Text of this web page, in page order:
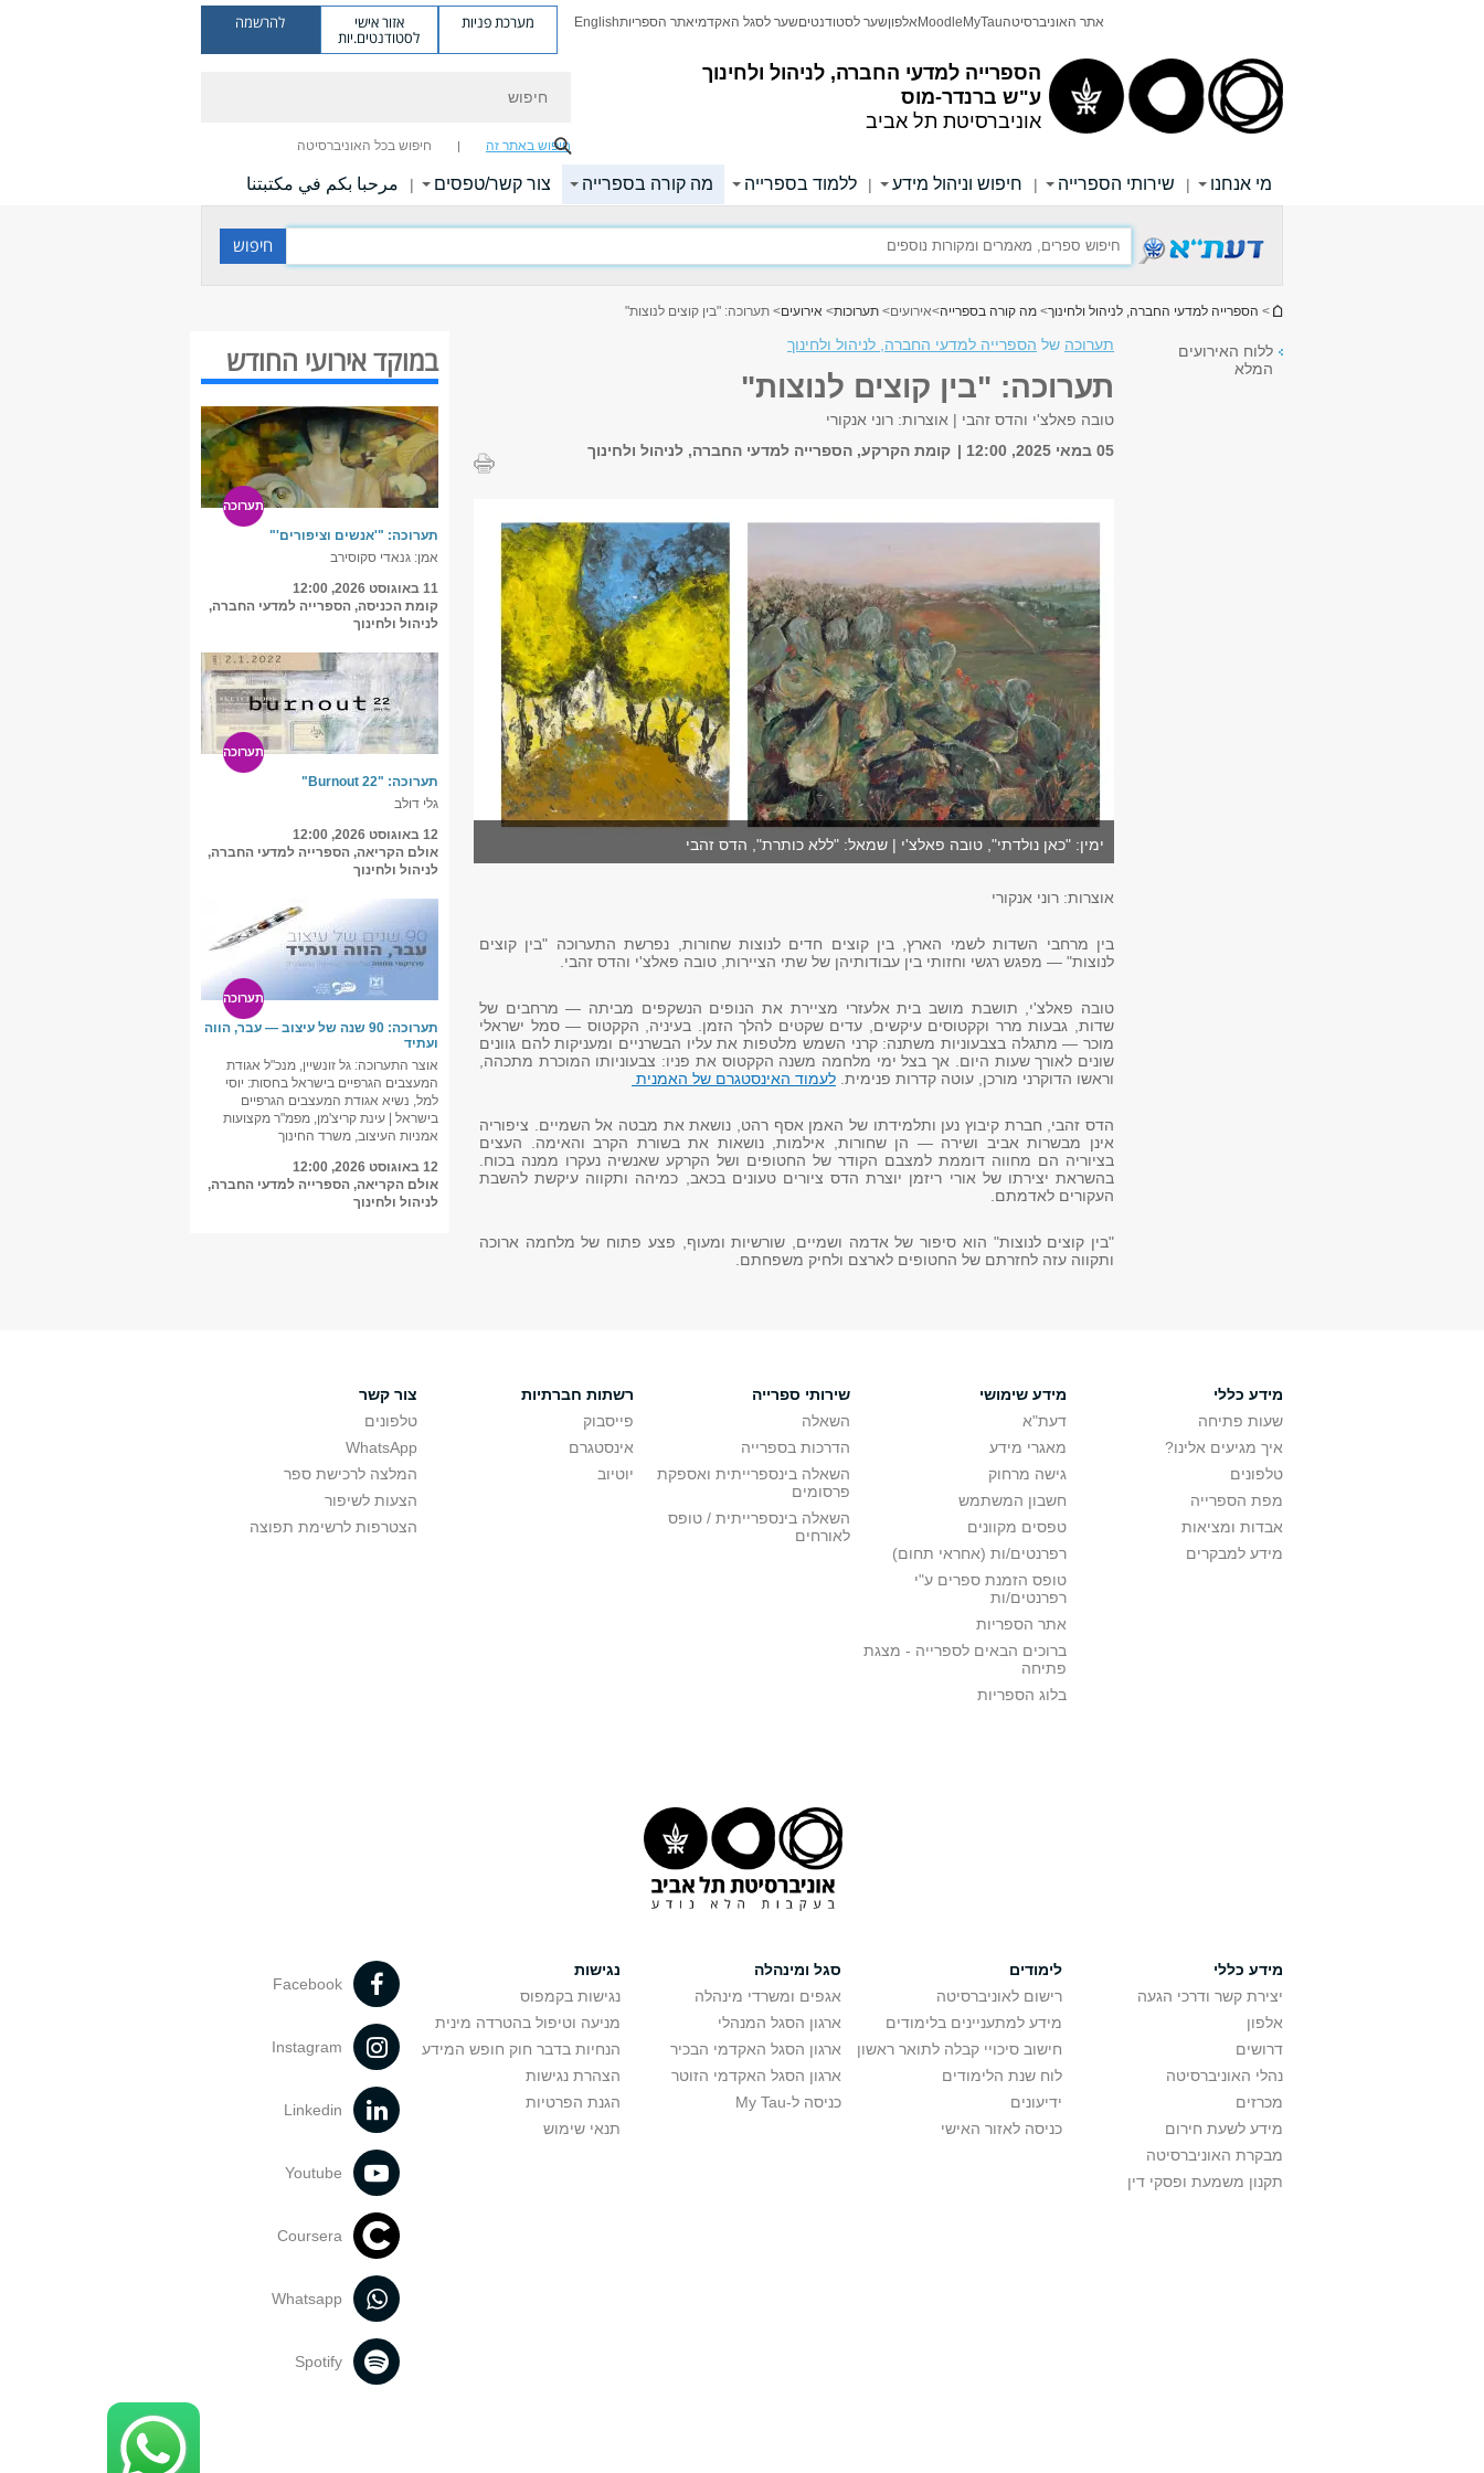
הספרייה למדעי החברה, לניהול ולחינוך
ע"ש ברנדר-מוס
אוניברסיטת תל אביב
אתר האוניברסיטהMyTau
Moodle אלפוןשער לסטודנטיםשער לסגל האקדמיאתר הספריותEnglish מערכת פניות אזור אישי
לסטודנטים.יות
להרשמה
חיפוש באתר זה חיפוש בכל האוניברסיטה
מי אנחנו | שירותי הספרייה | חיפוש וניהול מידע | ללמוד בספרייה מה קורה בספרייה צור קשר/טפסים | مرحبا بكم في مكتبتنا
הינך נמצא כאן
> הספרייה למדעי החברה, לניהול ולחינוך> מה קורה בספרייה>אירועים> תערוכות> אירועים> תערוכה: "בין קוצים לנוצות"
ללוח האירועים
המלא
תערוכה של הספרייה למדעי החברה, לניהול ולחינוך
תערוכה: "בין קוצים לנוצות"
טובה פאלצ'י והדס זהבי | אוצרות: רוני אנקורי
05 במאי 2025, 12:00
קומת הקרקע, הספרייה למדעי החברה, לניהול ולחינוך
ימין: "כאן נולדתי", טובה פאלצ'י | שמאל: "ללא כותרת", הדס זהבי
אוצרות: רוני אנקורי
בין מרחבי השדות לשמי הארץ, בין קוצים חדים לנוצות שחורות, נפרשת התערוכה "בין קוצים
לנוצות" — מפגש רגשי וחזותי בין עבודותיהן של שתי הציירות, טובה פאלצ'י והדס זהבי.
טובה פאלצ'י, תושבת מושב בית אלעזרי מציירת את הנופים הנשקפים מביתה — מרחבים של
שדות, גבעות מרר וקקטוסים עיקשים, עדים שקטים להלך הזמן. בעיניה, הקקטוס — סמל ישראלי
מוכר — מתגלה בצבעוניות משתנה: קרני השמש מלטפות את עליו הבשרניים ומעניקות להם גוונים
שונים לאורך שעות היום. אך בצל ימי מלחמה משנה הקקטוס את פניו: צבעוניותו המוכרת מתכהה,
וראשו הדוקרני מורכן, עוטה קדרות פנימית. לעמוד האינסטגרם של האמנית
הדס זהבי, חברת קיבוץ נען ותלמידתו של האמן אסף רהט, נושאת את מבטה אל השמיים. ציפוריה
אינן מבשרות אביב ושירה — הן שחורות, אילמות, נושאות את בשורת הקרב והאימה. העצים
בציוריה הם מחווה דוממת למצבם הקודר של החטופים ושל הקרקע שאנשיה נעקרו ממנה בכוח.
בהשראת יצירתו של אורי ריזמן יוצרת הדס ציורים טעונים בכאב, כמיהה ותקווה עיקשת להשבת
העקורים לאדמתם.
"בין קוצים לנוצות" הוא סיפור של אדמה ושמיים, שורשיות ומעוף, פצע פתוח של מלחמה ארוכה
ותקווה עזה לחזרתם של החטופים לארצם ולחיק משפחתם.
במוקד אירועי החודש
תערוכה
תערוכה: "'אנשים וציפורים'"
אמן: גנאדי סקוסירב
11 באוגוסט 2026, 12:00
קומת הכניסה, הספרייה למדעי החברה,
לניהול ולחינוך
תערוכה
תערוכה: "Burnout 22"
גלי דולב
12 באוגוסט 2026, 12:00
אולם הקריאה, הספרייה למדעי החברה,
לניהול ולחינוך
תערוכה
תערוכה: 90 שנה של עיצוב — עבר, הווה
ועתיד
אוצר התערוכה: גל זונשיין, מנכ"ל אגודת
המעצבים הגרפיים בישראל בחסות: יוסי
למל, נשיא אגודת המעצבים הגרפיים
בישראל | עינת קריצ'מן, מפמ"ר מקצועות
אמניות העיצוב, משרד החינוך
12 באוגוסט 2026, 12:00
אולם הקריאה, הספרייה למדעי החברה,
לניהול ולחינוך
מידע כללי
שעות פתיחה
איך מגיעים אלינו?
טלפונים
מפת הספרייה
אבדות ומציאות
מידע למבקרים
מידע שימושי
דעת"א
מאגרי מידע
גישה מרחוק
חשבון המשתמש
טפסים מקוונים
רפרנטים/ות (אחראי תחום)
טופס הזמנת ספרים ע"י
רפרנטים/ות
אתר הספריות
ברוכים הבאים לספרייה - מצגת
פתיחה
בלוג הספריות
שירותי ספרייה
השאלה
הדרכות בספרייה
השאלה בינספרייתית ואספקת
פרסומים
השאלה בינספרייתית / טופס
לאורחים
רשתות חברתיות
פייסבוק
אינסטגרם
יוטיוב
צור קשר
טלפונים
WhatsApp
המלצה לרכישת ספר
הצעות לשיפור
הצטרפות לרשימת תפוצה
מידע כללי
יצירת קשר ודרכי הגעה
אלפון
דרושים
נהלי האוניברסיטה
מכרזים
מידע לשעת חירום
מבקרת האוניברסיטה
תקנון משמעת ופסקי דין
לימודים
רישום לאוניברסיטה
מידע למתעניינים בלימודים
חישוב סיכויי קבלה לתואר ראשון
לוח שנת הלימודים
ידיעונים
כניסה לאזור האישי
סגל ומינהלה
אגפים ומשרדי מינהלה
ארגון הסגל המנהלי
ארגון הסגל האקדמי הבכיר
ארגון הסגל האקדמי הזוטר
כניסה ל-My Tau
נגישות
נגישות בקמפוס
מניעה וטיפול בהטרדה מינית
הנחיות בדבר חוק חופש המידע
הצהרת נגישות
הגנת הפרטיות
תנאי שימוש
Facebook
Instagram
Linkedin
Youtube
Coursera
Whatsapp
Spotify